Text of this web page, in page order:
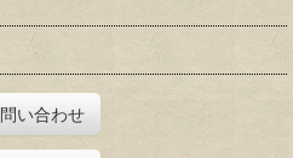
い合わせ